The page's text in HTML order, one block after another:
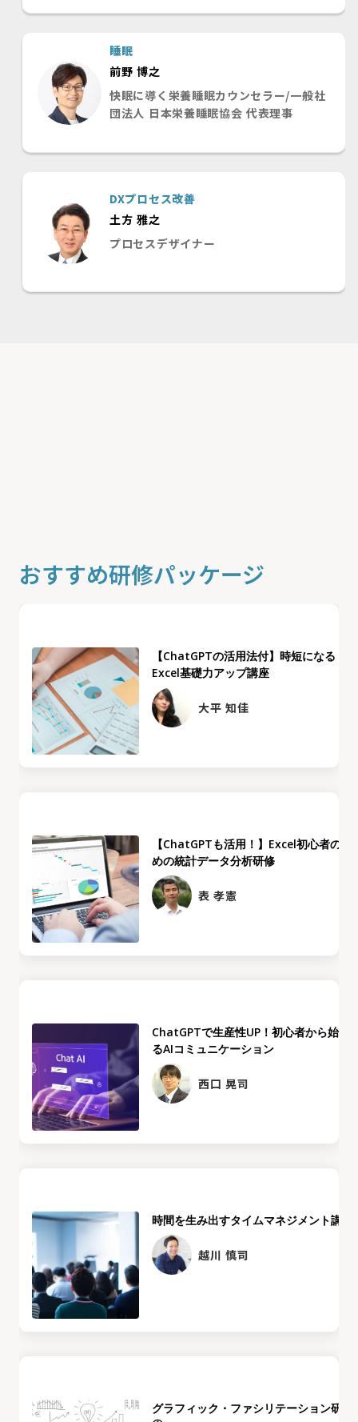
睡眠
前野 博之
快眠に導く栄養睡眠カウンセラー/一般社
団法人 日本栄養睡眠協会 代表理事
DXプロセス改善
土方 雅之
プロセスデザイナー
おすすめ研修パッケージ
【ChatGPTの活用法付】時短になる
Excel基礎力アップ講座
大平 知佳
【ChatGPTも活用！】Excel初心者のた
めの統計データ分析研修
表 孝憲
ChatGPTで生産性UP！初心者から始め
るAIコミュニケーション
西口 晃司
時間を生み出すタイムマネジメント講座
越川 慎司
グラフィック・ファシリテーション研修